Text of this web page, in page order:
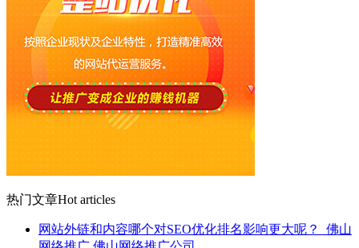
热门文章Hot articles
网站外链和内容哪个对SEO优化排名影响更大呢？_佛山